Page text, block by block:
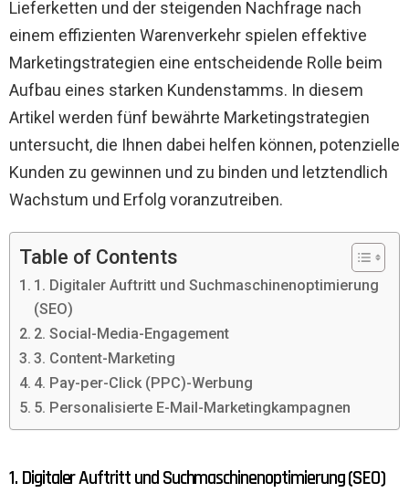
Lieferketten und der steigenden Nachfrage nach
einem effizienten Warenverkehr spielen effektive
Marketingstrategien eine entscheidende Rolle beim
Aufbau eines starken Kundenstamms. In diesem
Artikel werden fünf bewährte Marketingstrategien
untersucht, die Ihnen dabei helfen können, potenzielle
Kunden zu gewinnen und zu binden und letztendlich
Wachstum und Erfolg voranzutreiben.
Table of Contents
1. Digitaler Auftritt und Suchmaschinenoptimierung
(SEO)
2. Social-Media-Engagement
3. Content-Marketing
4. Pay-per-Click (PPC)-Werbung
5. Personalisierte E-Mail-Marketingkampagnen
1. Digitaler Auftritt und Suchmaschinenoptimierung (SEO)